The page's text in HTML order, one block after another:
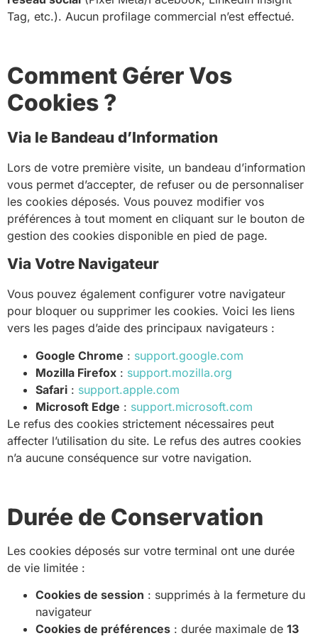
Tag, etc.). Aucun profilage commercial n’est effectué.
Comment Gérer Vos
Cookies ?
Via le Bandeau d’Information
Lors de votre première visite, un bandeau d’information
vous permet d’accepter, de refuser ou de personnaliser
les cookies déposés. Vous pouvez modifier vos
préférences à tout moment en cliquant sur le bouton de
gestion des cookies disponible en pied de page.
Via Votre Navigateur
Vous pouvez également configurer votre navigateur
pour bloquer ou supprimer les cookies. Voici les liens
vers les pages d’aide des principaux navigateurs :
Google Chrome : support.google.com
Mozilla Firefox : support.mozilla.org
Safari : support.apple.com
Microsoft Edge : support.microsoft.com
Le refus des cookies strictement nécessaires peut
affecter l’utilisation du site. Le refus des autres cookies
n’a aucune conséquence sur votre navigation.
Durée de Conservation
Les cookies déposés sur votre terminal ont une durée
de vie limitée :
Cookies de session : supprimés à la fermeture du
navigateur
Cookies de préférences : durée maximale de 13